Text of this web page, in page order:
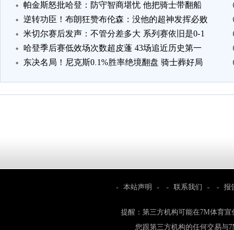
帕金斯怒批哈登：防守智商堪忧 他把骑士带翻船
逆转功臣！布朗狂赞布伦森：没他的超神发挥必败
米切尔赛后发声：不管分差多大 系列赛依旧是0-1
哈登季后赛低效场次数超皮蓬 43场追近历史第一
东决名局！尼克斯0.1%胜率绝境翻盘 骑士葬好局
- 本站声明 - - 联系我们 - - 报
提醒：第三方机构可能在7M体育
您跟第三方机构的任何交易与